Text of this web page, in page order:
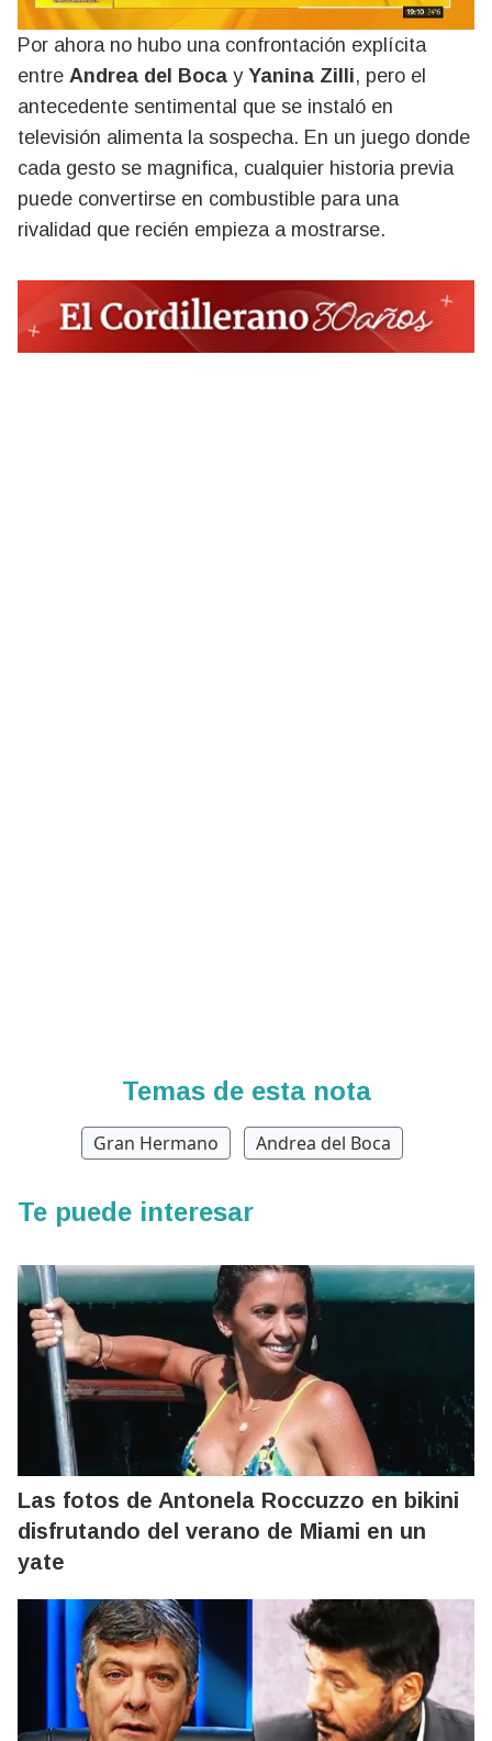
Por ahora no hubo una confrontación explícita
entre Andrea del Boca y Yanina Zilli, pero el
antecedente sentimental que se instaló en
televisión alimenta la sospecha. En un juego donde
cada gesto se magnifica, cualquier historia previa
puede convertirse en combustible para una
rivalidad que recién empieza a mostrarse.
Temas de esta nota
Gran Hermano Andrea del Boca
Te puede interesar
Las fotos de Antonela Roccuzzo en bikini
disfrutando del verano de Miami en un
yate